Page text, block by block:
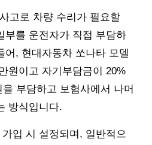
고로 차량 수리가 필요할
부를 운전자가 직접 부담하
어, 현대자동차 쏘나타 모델
원이고 자기부담금이 20%
부담하고 보험사에서 나머
방식입니다.
입 시 설정되며, 일반적으